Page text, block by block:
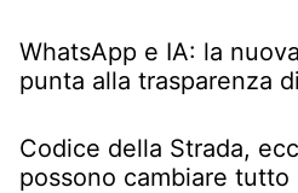
WhatsApp e IA: la
punta alla trasparenza
Codice della Strada,
possono cambiare tutto